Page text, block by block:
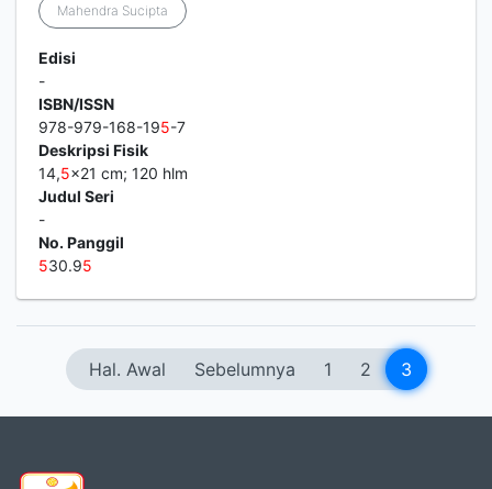
Mahendra Sucipta
Edisi
-
ISBN/ISSN
978-979-168-195-7
Deskripsi Fisik
14,5x21 cm; 120 hlm
Judul Seri
-
No. Panggil
530.95
Hal. Awal Sebelumnya 1 2 3